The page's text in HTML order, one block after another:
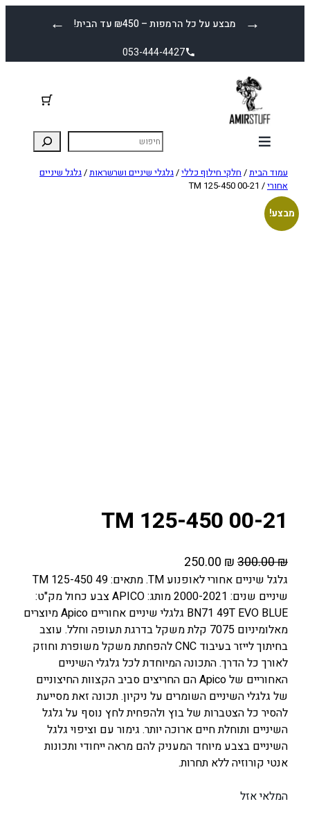
← מבצע על כל הרמפות – ₪450 עד הבית! →
053-444-4427
עמוד הבית/ חלקי חילוף כללי/גלגלי שיניים ושרשראות/גלגל שיניים
אחורי/ TM 125-450 00-21
מבצע!
TM 125-450 00-21
300.00₪
ה
מ
ח
י
ר
ה
מ
ק
ו
ר
י
ה
250.00 ₪
מ
ח
י
ר
ה
נ
ו
כ
ח
י
ה
גלגל שיניים אחורי לאופנוע TM. מתאים: TM 125-450 49
שיניים שנים: 2000-2021 מותג: APICO צבע כחול מק"ט:
BN71 49T EVO BLUE גלגלי שיניים אחוריים Apico מיוצרים
מאלומיניום 7075 קלת משקל בדרגת תעופה וחלל. עוצב
בחיתוך לייזר בעיבוד CNC להפחתת משקל משופרת וחוזק
לאורך כל הדרך. התכונה המיוחדת לכל גלגלי השיניים
האחוריים של Apico הם החריצים סביב הקצוות החיצוניים
של גלגלי השיניים השומרים על ניקיון. תכונה זאת מסייעת
להסיר כל הצטברות של בוץ ולהפחית לחץ נוסף על גלגל
השיניים ותוחלת חיים ארוכה יותר. גימור עם וציפוי גלגל
השיניים בצבע מיוחד המעניק להם מראה ייחודי ותכונות
אנטי קורוזיה ללא תחרות.
המלאי אזל